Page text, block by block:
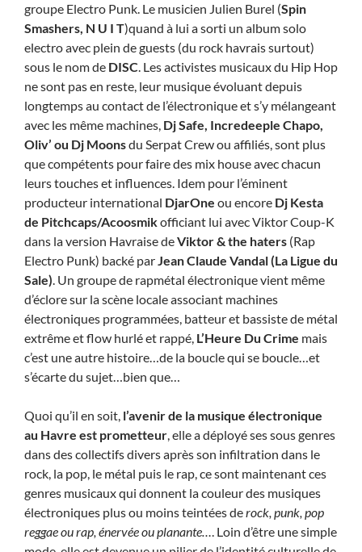
groupe Electro Punk. Le musicien Julien Burel (Spin
Smashers, N U I T)quand à lui a sorti un album solo
electro avec plein de guests (du rock havrais surtout)
sous le nom de DISC. Les activistes musicaux du Hip Hop
ne sont pas en reste, leur musique évoluant depuis
longtemps au contact de l’électronique et s’y mélangeant
avec les même machines, Dj Safe, Incredeeple Chapo,
Oliv’ ou Dj Moonsdu Serpat Crew ou affiliés, sont plus
que compétents pour faire des mix house avec chacun
leurs touches et influences. Idem pour l’éminent
producteur international DjarOne ou encore Dj Kesta
de Pitchcaps/Acoosmikofficiant lui avec Viktor Coup-K
dans la version Havraise deViktor & the haters (Rap
Electro Punk) backé parJean Claude Vandal (La Ligue du
Sale). Un groupe de rapmétal électronique vient même
d’éclore sur la scène locale associant machines
électroniques programmées, batteur et bassiste de métal
extrême et flow hurlé et rappé, L’Heure Du Crime mais
c’est une autre histoire…de la boucle qui se boucle…et
s’écarte du sujet…bien que…
Quoi qu’il en soit, l’avenir de la musique électronique
au Havre est prometteur, elle a déployé ses sous genres
dans des collectifs divers après son infiltration dans le
rock, la pop, le métal puis le rap, ce sont maintenant ces
genres musicaux qui donnent la couleur des musiques
électroniques plus ou moins teintées derock, punk, pop
reggae ou rap, énervée ou planante…. Loin d’être une simple